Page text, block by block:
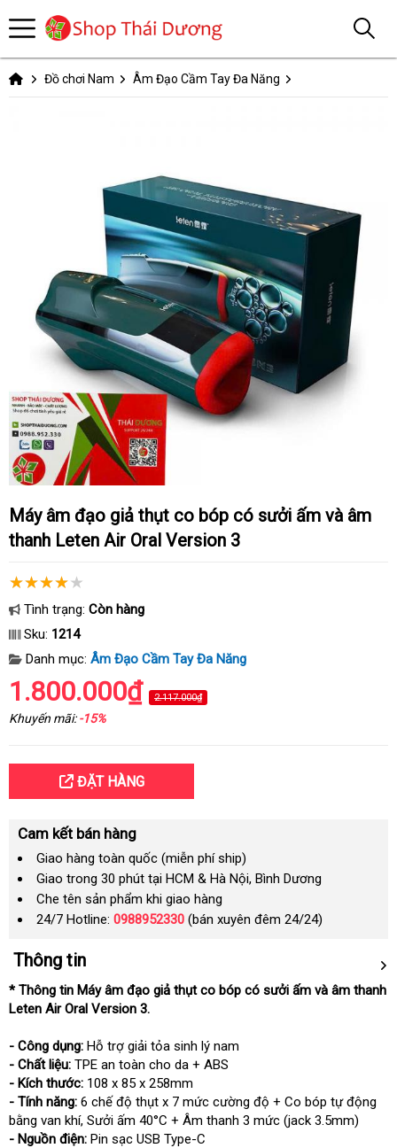
Đồ chơi Nam Âm Đạo Cầm Tay Đa Năng
Máy âm đạo giả thụt co bóp có sưởi ấm và âm
thanh Leten Air Oral Version 3
Tình trạng: Còn hàng
Sku: 1214
Danh mục: Âm Đạo Cầm Tay Đa Năng
1.800.000₫ 2.117.000₫
Khuyến mãi:-15%
ĐẶT HÀNG
Cam kết bán hàng
Giao hàng toàn quốc (miễn phí ship)
Giao trong 30 phút tại HCM & Hà Nội, Bình Dương
Che tên sản phẩm khi giao hàng
24/7 Hotline: 0988952330 (bán xuyên đêm 24/24)
Thông tin
* Thông tin Máy âm đạo giả thụt co bóp có sưởi ấm và âm thanh
Leten Air Oral Version 3.
- Công dụng: Hỗ trợ giải tỏa sinh lý nam
- Chất liệu: TPE an toàn cho da + ABS
- Kích thước: 108 x 85 x 258mm
- Tính năng: 6 chế độ thụt x 7 mức cường độ + Co bóp tự động
bằng van khí, Sưởi ấm 40°C + Âm thanh 3 mức (jack 3.5mm)
- Nguồn điện: Pin sạc USB Type-C